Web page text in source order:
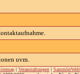
uvm.
| Veranstaltungen| SammlerWelt